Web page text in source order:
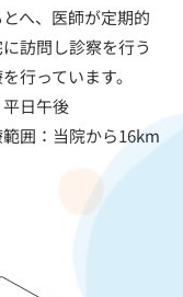
へ、医師が定期的
訪問し診察を行う
行っています。
日午後
囲：当院から16km